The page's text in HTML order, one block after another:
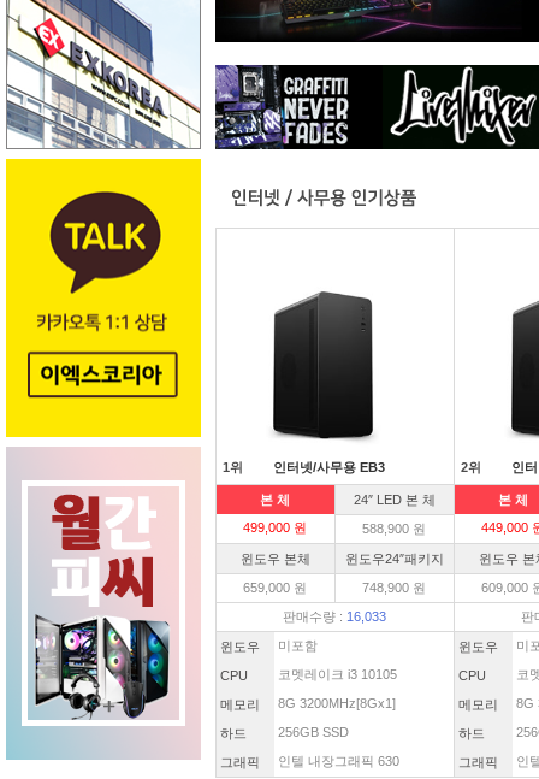
1위 인터넷/사무용 EB3
본 체
24″ LED 본 체
499,000 원
588,900 원
윈도우 본체
윈도우24″패키지
659,000 원
748,900 원
판매수량 : 16,033
윈도우 미포함
CPU 코멧레이크 i3 10105
메모리 8G 3200MHz[8Gx1]
하드 256GB SSD
그래픽 인텔 내장그래픽 630
2위 인
본 체
449,000
윈도우 본
609,000
판
윈도우 미
CPU 코
메모리 8G
하드
그래픽 인